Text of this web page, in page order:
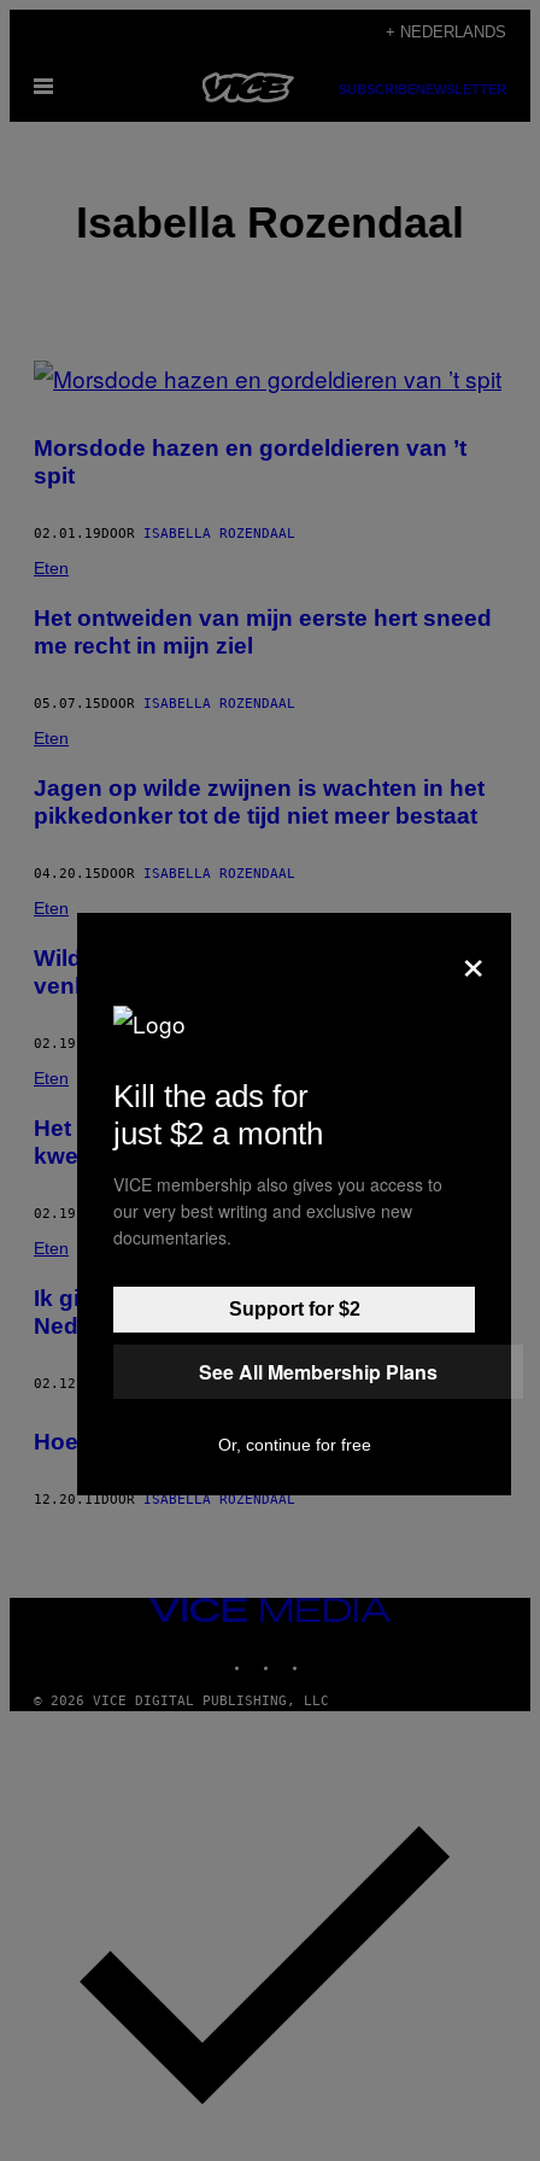
de
+ NEDERLANDS
Open
SUBSCRIBENEWSLETTER
Isabella Rozendaal
POSTS
THIS
Morsdode hazen en gordeldieren van ’t
spit
02.01.19DOOR ISABELLA ROZENDAAL
Eten
Het ontweiden van mijn eerste hert sneed
me recht in mijn ziel
05.07.15DOOR ISABELLA ROZENDAAL
Eten
Jagen op wilde zwijnen is wachten in het
pikkedonker tot de tijd niet meer bestaat
04.20.15DOOR ISABELLA ROZENDAAL
Eten
Wilde eendenworst met sinaasappel en
venkel
02.19.15 ISABELLA ROZENDAAL
Eten
Het klaarmaken van wilde eend is een
kwestie van plukken
02.19.15 DOOR ISABELLA ROZENDAAL
Eten
Ik ging op kleinwildjacht met de
Nederlandse adel
02.12.15 ISABELLA ROZENDAAL
Hoe een Isabella Rozendaal een haas bakt
12.20.11DOORISABELLA ROZENDAAL
VICE
MEDIA
© 2026 VICE DIGITAL PUBLISHING, LLC
×
Kill the ads for
just $2 a month
VICE membership also gives you access to
our very best writing and exclusive new
documentaries.
Support for $2
See All Membership Plans
Or, continue for free